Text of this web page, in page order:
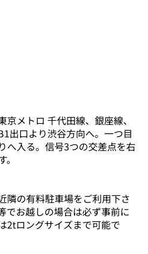
メトロ 千代田線、銀座線、
出口より渋谷方向へ。一つ目
へ入る。信号3つの交差点を右
隣の有料駐車場をご利用下さ
でお越しの場合は必ず事前に
2tロングサイズまで可能で